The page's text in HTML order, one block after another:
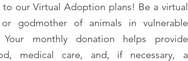
our Virtual Adoption plans! Be a virtual
godmother of animals in vulnerable
Your monthly donation helps provide
medical care, and, if necessary, a